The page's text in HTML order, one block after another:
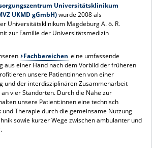
Universitätsklinikum
UKMD gGmbH)wurde 2008 als
Universitätsklinikum Magdeburg A. ö. R.
zur Familie der Universitätsmedizin
Fachbereichen eine umfassende
aus einer Hand nach dem Vorbild der früheren
unsere Patient:innen von einer
und der interdisziplinären Zusammenarbeit
vier Standorten. Durch die Nähe zur
unsere Patient:innen eine technisch
Therapie durch die gemeinsame Nutzung
sowie kurzer Wege zwischen ambulanter und